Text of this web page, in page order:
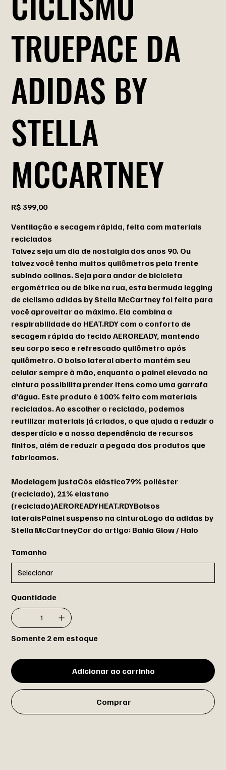
TRUEPACE DA
ADIDAS BY
STELLA
MCCARTNEY
Preço
R$ 399,00
Ventilação e secagem rápida, feita com materiais
reciclados
Talvez seja um dia de nostalgia dos anos 90. Ou
talvez você tenha muitos quilômetros pela frente
subindo colinas. Seja para andar de bicicleta
ergométrica ou de bike na rua, esta bermuda legging
de ciclismo adidas by Stella McCartney foi feita para
você aproveitar ao máximo. Ela combina a
respirabilidade do HEAT.RDY com o conforto de
secagem rápida do tecido AEROREADY, mantendo
seu corpo seco e refrescado quilômetro após
quilômetro. O bolso lateral aberto mantém seu
celular sempre à mão, enquanto o painel elevado na
cintura possibilita prender itens como uma garrafa
d'água. Este produto é 100% feito com materiais
reciclados. Ao escolher o reciclado, podemos
reutilizar materiais já criados, o que ajuda a reduzir o
desperdício e a nossa dependência de recursos
finitos, além de reduzir a pegada dos produtos que
fabricamos.
Modelagem justaCós elástico79% poliéster
(reciclado), 21% elastano
(reciclado)AEROREADYHEAT.RDYBolsos
lateraisPainel suspenso na cinturaLogo da adidas by
Stella McCartneyCor do artigo: Bahia Glow / Halo
Tamanho
Quantidade
Somente 2 em estoque
Adicionar ao carrinho
Comprar